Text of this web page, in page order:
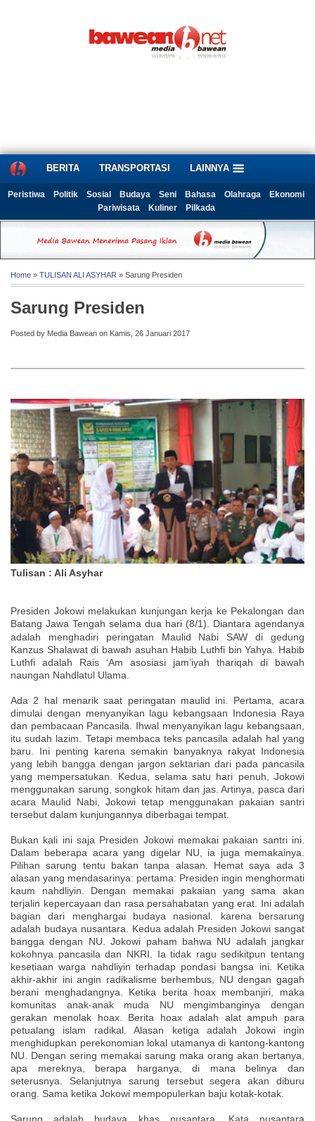
BERITA TRANSPORTASI LAINNYA
Peristiwa Politik Sosial Budaya Seni Bahasa Olahraga
Ekonomi
Pariwisata
Kuliner Pilkada
Home » TULISAN ALI ASYHAR » Sarung Presiden
Sarung Presiden
Posted by Media Bawean on Kamis, 26 Januari 2017
Tulisan : Ali Asyhar
Presiden Jokowi melakukan kunjungan kerja ke Pekalongan dan
Batang Jawa Tengah selama dua hari (8/1).
Diantara agendanya
adalah menghadiri peringatan Maulid Nabi SAW di gedung
Kanzus Shalawat di bawah asuhan Habib Luthfi bin Yahya. Habib
Luthfi adalah Rais ‘Am asosiasi jam’iyah thariqah di bawah
naungan Nahdlatul Ulama.
Ada 2 hal menarik saat peringatan maulid ini. Pertama, acara
dimulai dengan menyanyikan lagu kebangsaan Indonesia Raya
dan pembacaan Pancasila. Ihwal menyanyikan lagu kebangsaan,
itu sudah lazim. Tetapi membaca teks pancasila adalah hal yang
baru. Ini penting karena semakin banyaknya rakyat Indonesia
yang lebih bangga dengan jargon sektarian dari pada pancasila
yang mempersatukan. Kedua, selama satu hari penuh, Jokowi
menggunakan sarung, songkok hitam dan jas. Artinya, pasca dari
acara Maulid Nabi, Jokowi tetap menggunakan pakaian santri
tersebut dalam kunjungannya diberbagai tempat.
Bukan kali ini saja Presiden Jokowi memakai pakaian santri ini.
Dalam beberapa acara yang digelar NU, ia juga memakainya.
Pilihan sarung tentu bakan tanpa alasan. Hemat saya ada 3
alasan yang mendasarinya: pertama: Presiden ingin menghormati
kaum nahdliyin. Dengan memakai pakaian yang sama akan
terjalin kepercayaan dan rasa persahabatan yang erat. Ini adalah
bagian dari menghargai budaya nasional. karena bersarung
adalah budaya nusantara. Kedua adalah Presiden Jokowi sangat
bangga dengan NU. Jokowi paham bahwa NU adalah jangkar
kokohnya pancasila dan NKRI. Ia tidak ragu sedikitpun tentang
kesetiaan warga nahdliyin terhadap pondasi bangsa ini. Ketika
akhir-akhir ini angin radikalisme berhembus, NU dengan gagah
berani menghadangnya. Ketika berita hoax membanjiri, maka
komunitas anak-anak muda NU mengimbanginya dengan
gerakan menolak hoax. Berita hoax adalah alat ampuh para
petualang islam radikal. Alasan ketiga adalah Jokowi ingin
menghidupkan perekonomian lokal utamanya di kantong-kantong
NU. Dengan sering memakai sarung maka orang akan bertanya,
apa mereknya, berapa harganya, di mana belinya dan
seterusnya. Selanjutnya sarung tersebut segera akan diburu
orang. Sama ketika Jokowi mempopulerkan baju kotak-kotak.
Sarung adalah budaya khas nusantara. Kata nusantara